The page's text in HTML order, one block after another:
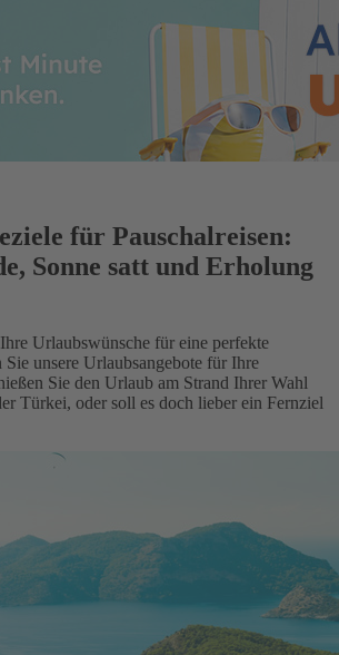
für Pauschalreisen:
Sonne satt und Erholung
Urlaubswünsche für eine perfekte
Sie unsere Urlaubsangebote für Ihre
Sie den Urlaub am Strand Ihrer Wahl
Türkei, oder soll es doch lieber ein Fernziel